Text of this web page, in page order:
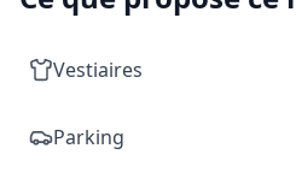
Vestiaires
Parking